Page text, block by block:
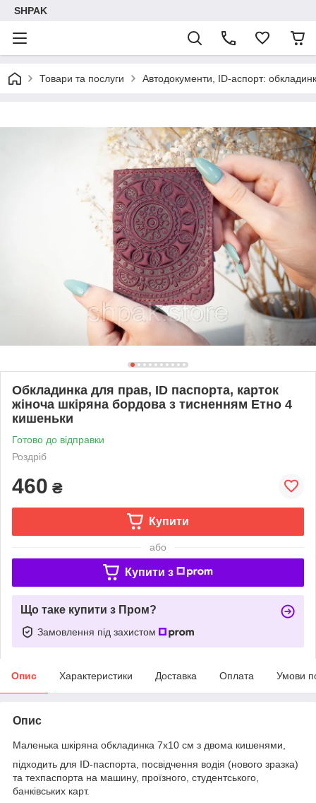
SHPAK
Товари та послуги Автодокументи, ID-аспорт:
Обкладинка для прав, ID паспорта, карток
жіноча шкіряна бордова з тисненням Етно 4
кишеньки
Готово до відправки
Роздріб
460 ₴
Купити
або
Купити з
Що таке купити з Пром?
Замовлення під захистом
Опис Характеристики Доставка Оплата Умови
Опис
Маленька шкіряна обкладинка 7х10 см з двома кишенями,
підходить для ID-паспорта, посвідчення водія (нового зразка)
та техпаспорта на машину, проїзного, студентського,
банківських карт.